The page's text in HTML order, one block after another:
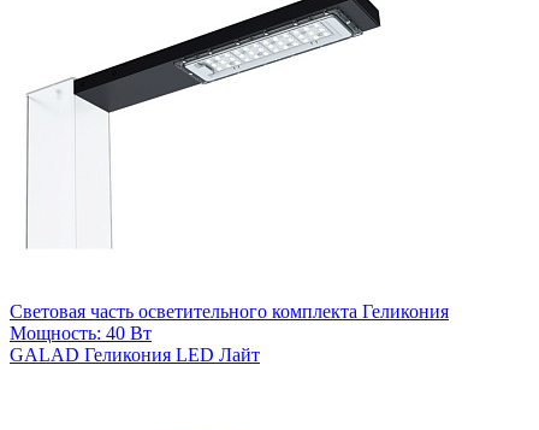
Световая часть осветительного комплекта Геликония
Мощность: 40 Вт
GALAD Геликония LED Лайт